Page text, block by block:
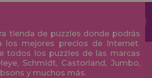
tienda de puzzles donde podrás
los mejores precios de Internet.
todos los puzzles de las marcas
Schmidt, Castorland, Jumbo,
y muchos más.